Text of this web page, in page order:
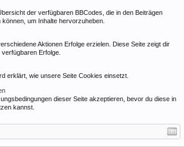
der verfügbaren BBCodes, die in den Beiträgen
um Inhalte hervorzuheben.
Aktionen Erfolge erzielen. Diese Seite zeigt dir
Erfolge.
erklärt, wie unsere Seite Cookies einsetzt.
dieser Seite akzeptieren, bevor du diese in
kannst.